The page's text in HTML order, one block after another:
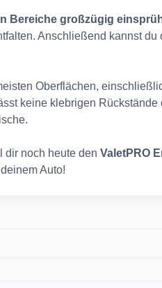
Bereiche großzügig
Anschließend kannst du
Oberflächen,
keine klebrigen Rückstände
dir noch heute den ValetPRO
Auto!